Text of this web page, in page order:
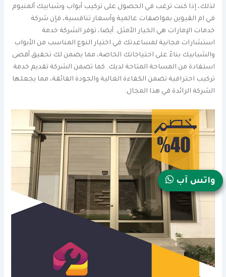
لذلك، إذا كنت ترغب في الحصول على تركيب أبواب وشبابيك ألمنيوم
في ام القيوين بمواصفات عالمية وأسعار تنافسية، فإن شركة
خدمات الإمارات هي الخيار الأمثل. أيضا، توفر الشركة خدمة
استشارات مجانية لمساعدتك في اختيار النوع المناسب من الأبواب
والشبابيك بناءً على احتياجاتك الخاصة، مما يضمن لك تحقيق أقصى
استفادة من المساحة المتاحة لديك. كما تضمن الشركة تقديم خدمة
تركيب احترافية تضمن الكفاءة العالية والجودة الفائقة، مما يجعلها
الشركة الرائدة في هذا المجال.
واتس آب